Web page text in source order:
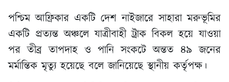
পশ্চিম আফ্রিকার একটি দেশ নাইজারে সাহারা মরুভূমির
একটি প্রত্যন্ত অঞ্চলে যাত্রীবাহী ট্রাক বিকল হয়ে যাওয়া
পর তীব্র তাপদাহ ও পানি সংকটে অন্তত ৪৯ জনের
মর্মান্তিক মৃত্যু হয়েছে বলে জানিয়েছে স্থানীয় কর্তৃপক্ষ।